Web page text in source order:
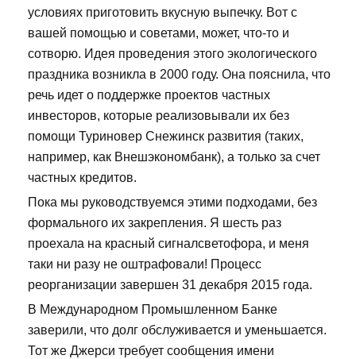
условиях приготовить вкусную выпечку. Вот с
вашей помощью и советами, может, что-то и
сотворю. Идея проведения этого экологического
праздника возникла в 2000 году. Она пояснила, что
речь идет о поддержке проектов частных
инвесторов, которые реализовывали их без
помощи Туриновер Снежинск развития (таких,
например, как Внешэкономбанк), а только за счет
частных кредитов.
Пока мы руководствуемся этими подходами, без
формального их закрепления. Я шесть раз
проехала на красный сигналсветофора, и меня
таки ни разу не оштрафовали! Процесс
реорганизации завершен 31 декабря 2015 года.
В Международном Промышленном Банке
заверили, что долг обслуживается и уменьшается.
Тот же Джерси требует сообщения имени